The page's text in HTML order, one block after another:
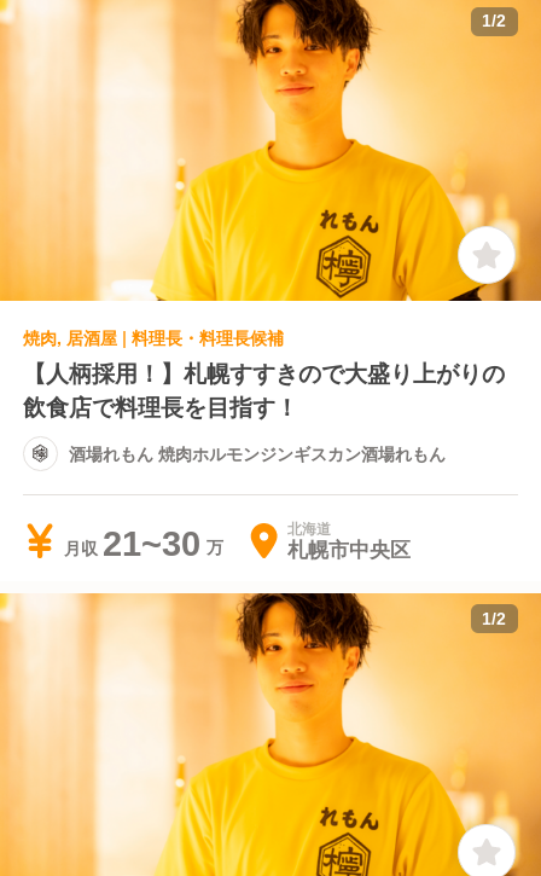
1/2
焼肉, 居酒屋 | 料理長・料理長候補
【人柄採用！】札幌すすきので大盛り上がりの
飲食店で料理長を目指す！
酒場れもん 焼肉ホルモンジンギスカン酒場れもん
月収 21~30 北海道
札幌市中央区
1/2